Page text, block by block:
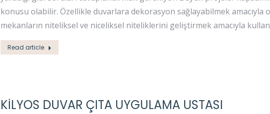
konusu olabilir. Özellikle duvarlara dekorasyon sağlayabilmek amacıyla
mekanların niteliksel ve niceliksel niteliklerini geliştirmek amacıyla
Read article
KILYOS DUVAR ÇITA UYGULAMA USTASI